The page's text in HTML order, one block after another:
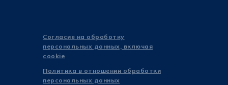
Согласие на обработку
персональных данных, включая
cookie
Политика в отношении обработки
персональных данных